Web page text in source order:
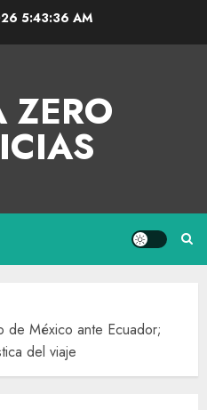
5:43:36 AM
ZERO
de México ante Ecuador;
del viaje